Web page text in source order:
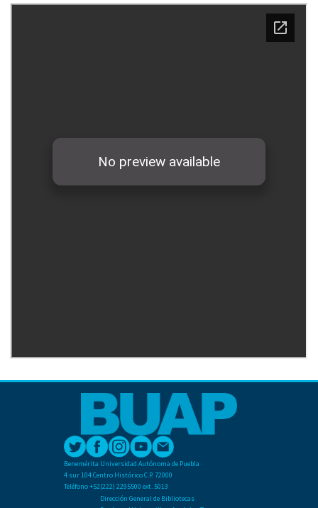
Benemérita Universidad Autónoma de Puebla
4 sur 104 Centro Histórico C.P. 72000
Teléfono +52(222) 2295500 ext. 5013
Dirección General de Bibliotecas